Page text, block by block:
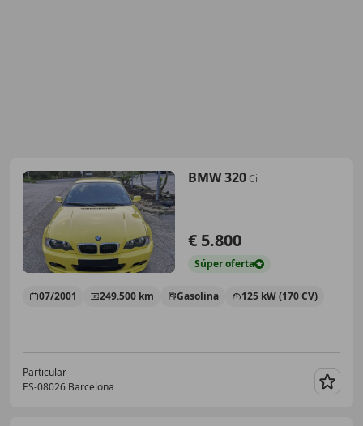
BMW 320Ci
€ 5.800
Súperoferta
07/2001 249.500 km Gasolina 125 kW (170 CV)
Particular
ES-08026 Barcelona